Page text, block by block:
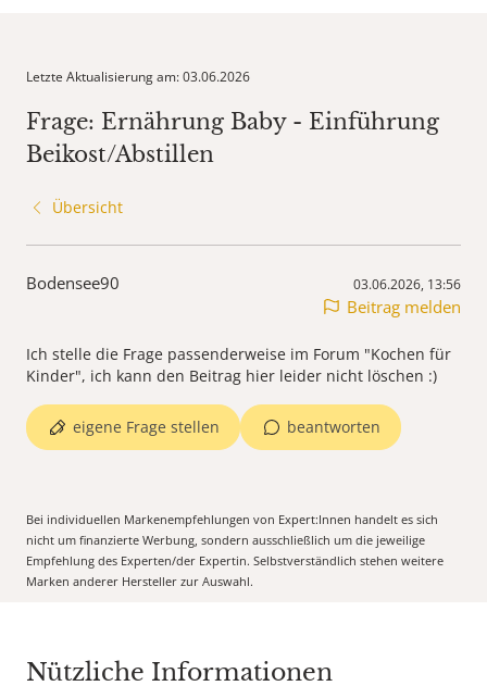
Letzte Aktualisierung am: 03.06.2026
Frage: Ernährung Baby - Einführung
Beikost/Abstillen
Übersicht
Bodensee90 03.06.2026, 13:56
Beitrag melden
Ich stelle die Frage passenderweise im Forum "Kochen für
Kinder", ich kann den Beitrag hier leider nicht löschen :)
beantworten
eigene Frage stellen
Bei individuellen Markenempfehlungen von Expert:Innen handelt es sich
nicht um finanzierte Werbung, sondern ausschließlich um die jeweilige
Empfehlung des Experten/der Expertin. Selbstverständlich stehen weitere
Marken anderer Hersteller zur Auswahl.
Nützliche Informationen